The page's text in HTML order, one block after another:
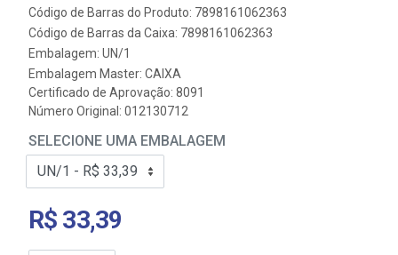
Código de Barras do Produto: 7898161062363
Código de Barras da Caixa: 7898161062363
Embalagem: UN/1
Embalagem Master: CAIXA
Certificado de Aprovação: 8091
Número Original: 012130712
SELECIONE UMA EMBALAGEM
R$ 33,39